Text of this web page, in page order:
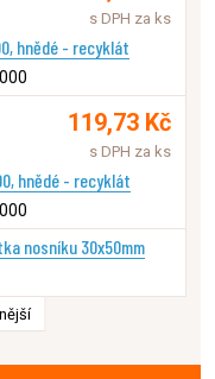
hnědé - recyklát
s DPH za ks
hnědé - recyklát
119,73 Kč
s DPH za ks
nosníku 30x50mm